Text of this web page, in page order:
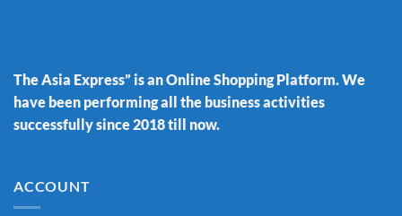
The Asia Express” is an Online Shopping Platform. We
have been performing all the business activities
successfully since 2018 till now.
ACCOUNT